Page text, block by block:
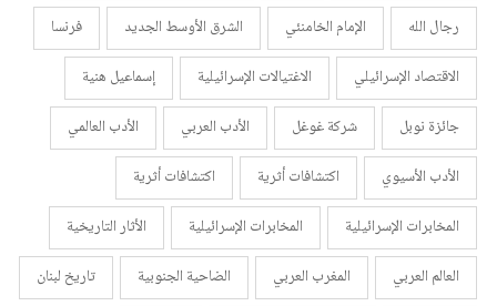
رجال الله
الإمام الخامنئي الشرق الأوسط الجديد
فرنسا
الاقتصاد الإسرائيلي
الاغتيالات الإسرائيلية
إسماعيل هنية
جائزة نوبل
شركة غوغل الأدب العربي
الأدب العالمي
الأدب الأسيوي
اكتشافات أثرية
اكتشافات أثرية
المخابرات الإسرائيلية
المخابرات الإسرائيلية
الأثار التاريخية
العالم العربي
المغرب العربي الضاحية الجنوبية
تاريخ لبنان